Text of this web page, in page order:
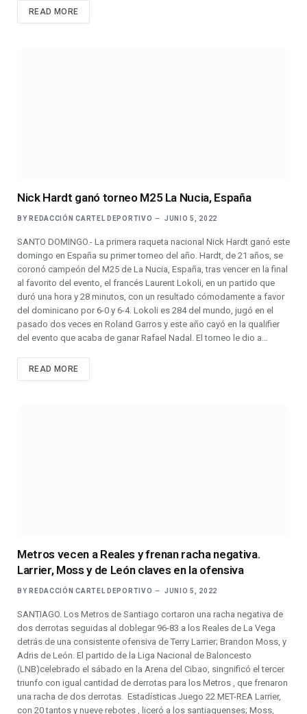
READ MORE
Nick Hardt ganó torneo M25 La Nucia, España
BY REDACCIÓN CARTEL DEPORTIVO JUNIO 5, 2022
SANTO DOMINGO.- La primera raqueta nacional Nick Hardt ganó este
domingo en España su primer torneo del año. Hardt, de 21 años, se
coronó campeón del M25 de La Nucia, España, tras vencer en la final
al favorito del evento, el francés Laurent Lokoli, en un partido que
duró una hora y 28 minutos, con un resultado cómodamente a favor
del dominicano por 6-0 y 6-4. Lokoli es 284 del mundo, jugó en el
pasado dos veces en Roland Garros y este año cayó en la qualifier
del evento que acaba de ganar Rafael Nadal. El torneo le dio a…
READ MORE
Metros vecen a Reales y frenan racha negativa.
Larrier, Moss y de León claves en la ofensiva
BY REDACCIÓN CARTEL DEPORTIVO JUNIO 5, 2022
SANTIAGO. Los Metros de Santiago cortaron una racha negativa de
dos derrotas seguidas al doblegar 96-83 a los Reales de La Vega
detrás de una consistente ofensiva de Terry Larrier; Brandon Moss, y
Adris de León. El partido de la Liga Nacional de Baloncesto
(LNB)celebrado el sábado en la Arena del Cibao, singnificó el tercer
triunfo con igual cantidad de derrotas para los Metros , que frenaron
una racha de dos derrotas. Estadísticas Juego 22 MET-REA Larrier,
con 20 tantos y nueve rebotes , liceró a los santiaguenses; Moss,